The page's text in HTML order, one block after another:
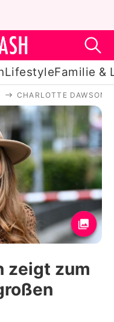
LifestyleFamilie &
CHARLOTTE DAWSON
zeigt zum